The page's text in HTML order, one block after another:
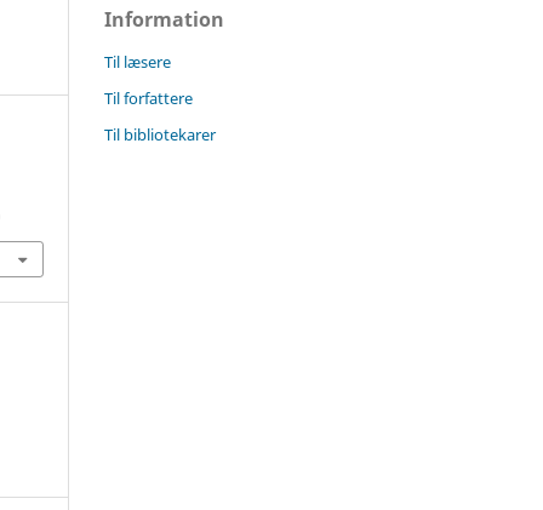
Information
Til læsere
Til forfattere
Til bibliotekarer